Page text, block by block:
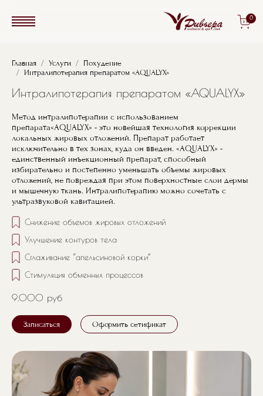
0
Строка навигации
Главная Услуги
Похудение
Интралипотерапия препаратом «AQUALYX»
Интралипотерапия препаратом «AQUALYX»
Метод интралипотерапии с использованием
препарата«AQUALYX» - это новейшая технология коррекции
локальных жировых отложений. Препарат работает
исключительно в тех зонах, куда он введен. «AQUALYX» -
единственный инъекционный препарат, способный
избирательно и постепенно уменьшать объемы жировых
отложений, не повреждая при этом поверхностные слои дермы
и мышечную ткань. Интралипотерапию можно сочетать с
ультразвуковой кавитацией.
Снижение объемов жировых отложений
Улучшение контуров тела
Сглаживание “апельсиновой корки”
Стимуляция обменных процессов
9.000 руб
Записаться Оформить сетификат